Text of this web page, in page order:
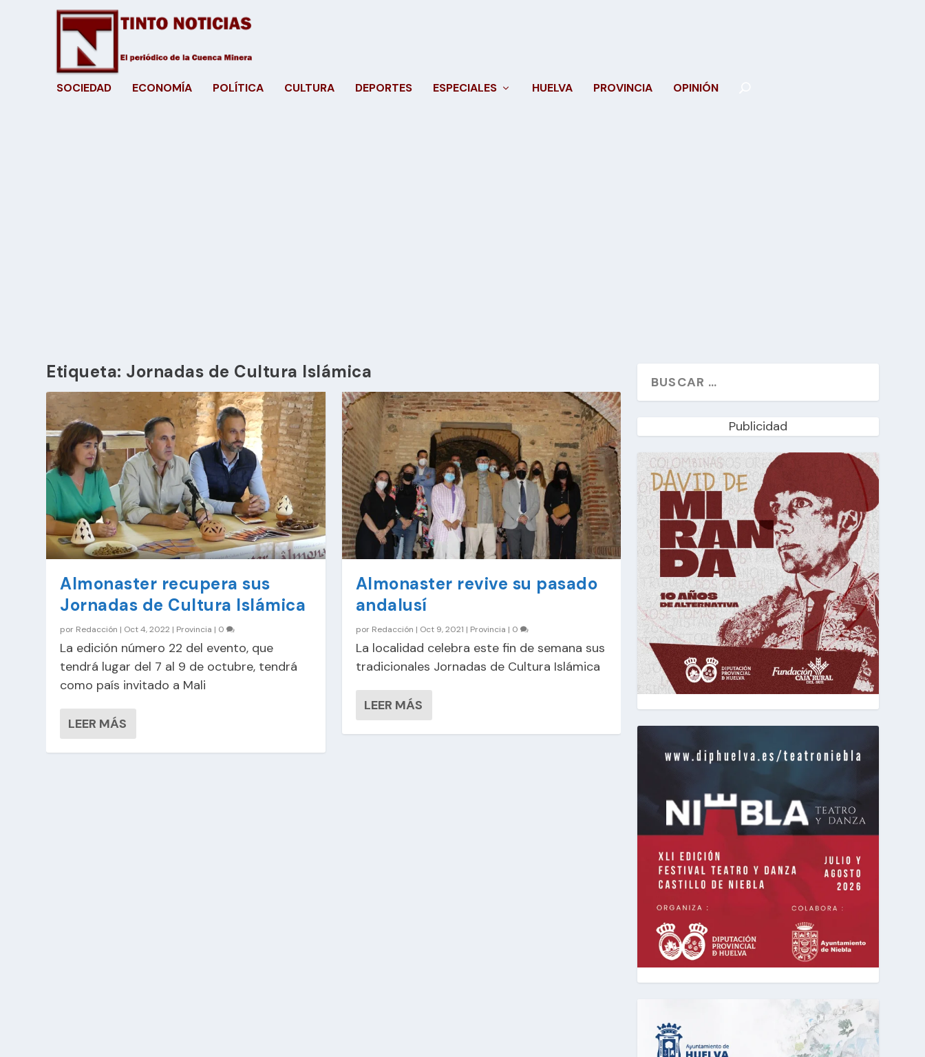
SOCIEDAD ECONOMÍA POLÍTICA CULTURA DEPORTES ESPECIALES HUELVA PROVINCIA OPINIÓN
Etiqueta: Jornadas de Cultura Islámica
Almonaster recupera sus
Jornadas de Cultura Islámica
por Redacción | Oct 4, 2022 | Provincia | 0
La edición número 22 del evento, que
tendrá lugar del 7 al 9 de octubre, tendrá
como país invitado a Mali
LEER MÁS
Almonaster revive su pasado
andalusí
por Redacción | Oct 9, 2021 | Provincia | 0
La localidad celebra este fin de semana sus
tradicionales Jornadas de Cultura Islámica
LEER MÁS
Publicidad